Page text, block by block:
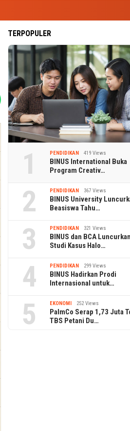
TERPOPULER
1 PENDIDIKAN 419 Views
BINUS International Buka
Program Creativ…
2 PENDIDIKAN 367 Views
BINUS University
Beasiswa Tahu…
3 PENDIDIKAN 321 Views
BINUS dan BCA Luncurkan
Studi Kasus Halo…
4 PENDIDIKAN 299 Views
BINUS Hadirkan Prodi
Internasional untuk…
5 EKONOMI 252 Views
PalmCo Serap 1,73 Juta
TBS Petani Du…